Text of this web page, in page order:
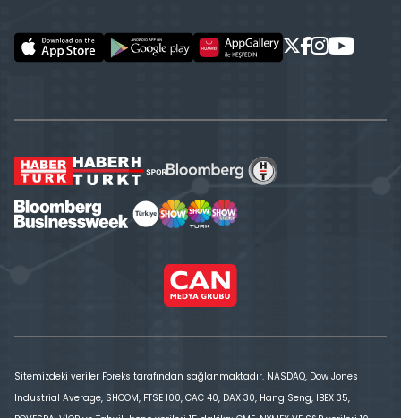
Sitemizdeki veriler Foreks tarafından sağlanmaktadır. NASDAQ, Dow Jones
Industrial Average, SHCOM, FTSE 100, CAC 40, DAX 30, Hang Seng, IBEX 35,